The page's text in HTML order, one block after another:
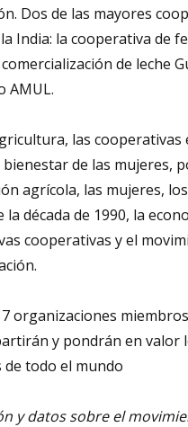
Dos de las mayores
India: la cooperativa de
de leche
AMUL.
las
de las mujeres,
agrícola, las mujeres,
la década de 1990, la
cooperativas y el
organizaciones
y pondrán en valor
todo el mundo
y datos sobre el